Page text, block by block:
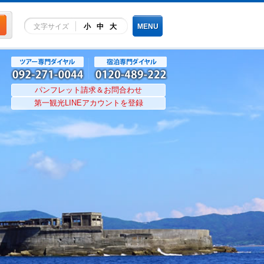
文字サイズ 小 中 大 MENU
パンフレット請求＆お問合わせ
第一観光LINEアカウントを登録